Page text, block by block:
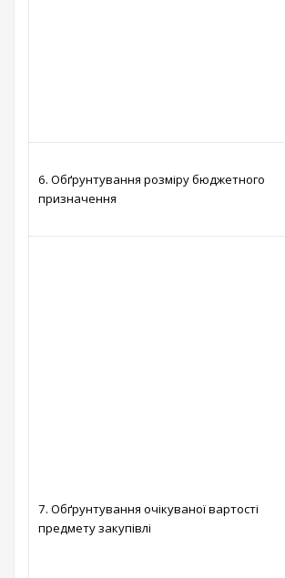
6. Обґрунтування розміру бюджетного
призначення
7. Обґрунтування очікуваної вартості
предмету закупівлі